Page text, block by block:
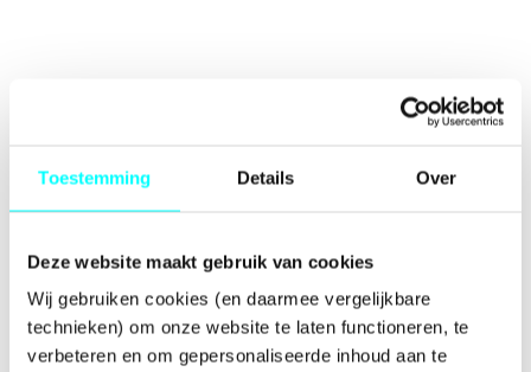
Toestemming Details Over
Deze website maakt gebruik van cookies
Wij gebruiken cookies (en daarmee vergelijkbare
technieken) om onze website te laten functioneren, te
verbeteren en om gepersonaliseerde inhoud aan te